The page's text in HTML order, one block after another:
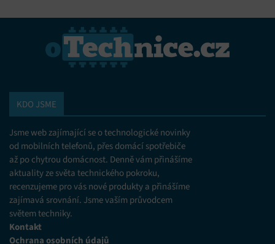
KDO JSME
Jsme web zajímající se o technologické novinky
od mobilních telefonů, přes domácí spotřebiče
až po chytrou domácnost. Denně vám přinášíme
aktuality ze světa technického pokroku,
recenzujeme pro vás nové produkty a přinášíme
zajímavá srovnání. Jsme vaším průvodcem
světem techniky.
Kontakt
Ochrana osobních údajů